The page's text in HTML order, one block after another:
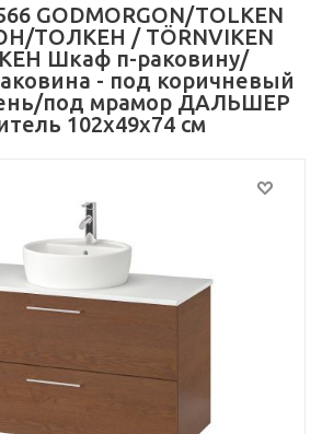
GODMORGON/TOLKEN
ТОЛКЕН / TÖRNVIKEN
Шкаф п-раковину/
- под коричневый
под мрамор ДАЛЬШЕР
102x49x74 см